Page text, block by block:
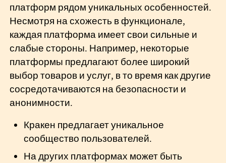
платформ рядом уникальных особенностей.
Несмотря на схожесть в функционале,
каждая платформа имеет свои сильные и
слабые стороны. Например, некоторые
платформы предлагают более широкий
выбор товаров и услуг, в то время как другие
сосредотачиваются на безопасности и
анонимности.
Кракен предлагает уникальное
сообщество пользователей.
На других платформах может быть